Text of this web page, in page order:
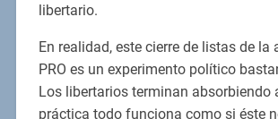
libertario.
En realidad, este cierre de listas de la
PRO es un experimento político
Los libertarios terminan absorbiendo
práctica todo funciona como si éste